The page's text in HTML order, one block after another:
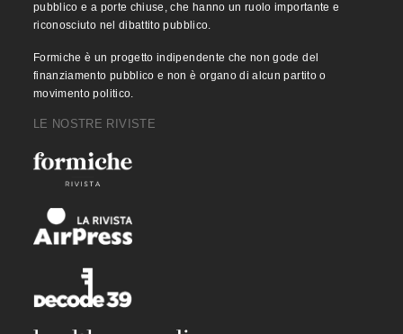
pubblico e a porte chiuse, che hanno un ruolo importante e
riconosciuto nel dibattito pubblico.
Formiche è un progetto indipendente che non gode del
finanziamento pubblico e non è organo di alcun partito o
movimento politico.
LE NOSTRE RIVISTE